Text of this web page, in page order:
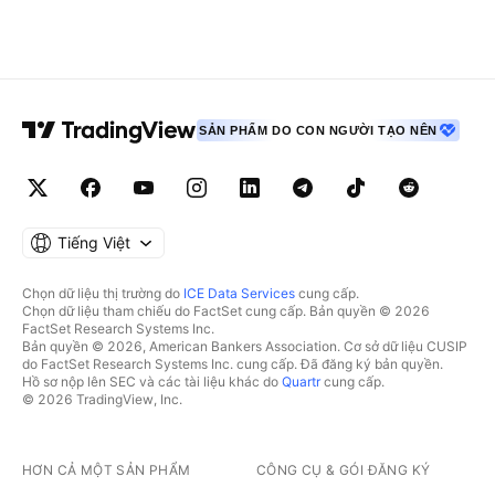
SẢN PHẨM DO CON NGƯỜI TẠO NÊN
Tiếng Việt
Chọn dữ liệu thị trường do ICE Data Services cung cấp.
Chọn dữ liệu tham chiếu do FactSet cung cấp. Bản quyền © 2026
FactSet Research Systems Inc.
Bản quyền © 2026, American Bankers Association. Cơ sở dữ liệu CUSIP
do FactSet Research Systems Inc. cung cấp. Đã đăng ký bản quyền.
Hồ sơ nộp lên SEC và các tài liệu khác do Quartrcung cấp.
© 2026 TradingView, Inc.
HƠN CẢ MỘT SẢN PHẨM CÔNG CỤ & GÓI ĐĂNG KÝ